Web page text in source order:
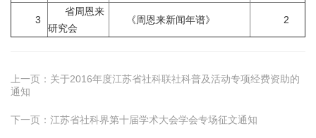
3
省周恩来
研究会
《周恩来新闻年谱》 2
上一页： 关于2016年度江苏省社科联社科普及活动专项经费资助的
通知
下一页： 江苏省社科界第十届学术大会学会专场征文通知